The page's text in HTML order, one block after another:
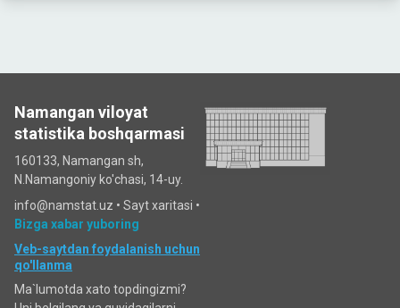
Namangan viloyat
statistika boshqarmasi
160133, Namangan sh,
N.Namangoniy ko'chasi, 14-uy.
info@namstat.uz • Sayt xaritasi •
Bizga xabar yuboring
Veb-saytdan foydalanish uchun
qo'llanma
Ma`lumotda xato topdingizmi?